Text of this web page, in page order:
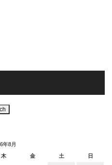
年8月
木 金 土 日